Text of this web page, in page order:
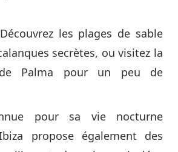
Découvrez les plages de sable
secrètes, ou visitez la
de Palma pour un peu de
pour sa vie nocturne
propose également des